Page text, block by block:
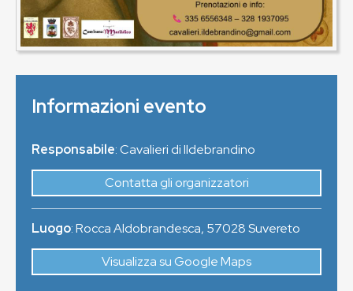
Informazioni evento
Responsabile: Cavalieri di Ildebrandino
Contatta gli organizzatori
Luogo:Rocca Aldobrandesca, 57028Suvereto
Visualizza su Google Maps